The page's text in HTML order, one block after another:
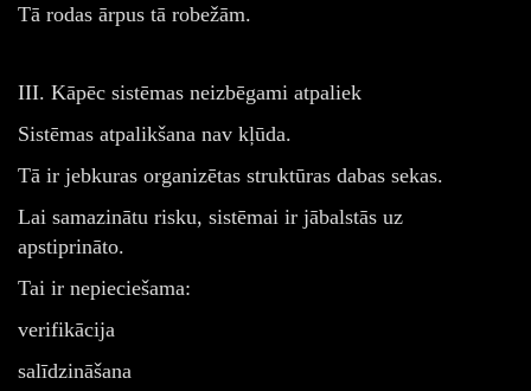
Tā rodas ārpus tā robežām.
III. Kāpēc sistēmas neizbēgami atpaliek
Sistēmas atpalikšana nav kļūda.
Tā ir jebkuras organizētas struktūras dabas sekas.
Lai samazinātu risku, sistēmai ir jābalstās uz
apstiprināto.
Tai ir nepieciešama:
verifikācija
salīdzināšana